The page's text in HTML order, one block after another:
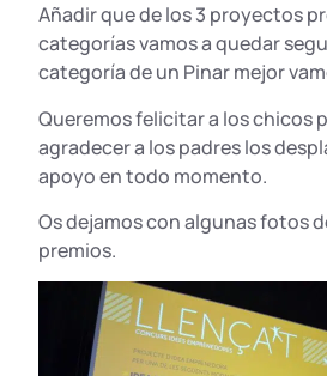
Añadir que de los 3 proyectos
categorías vamos a quedar
categoría de un Pinar mejor
Queremos felicitar a los chicos
agradecer a los padres los
apoyo en todo momento.
Os dejamos con algunas fotos
premios.